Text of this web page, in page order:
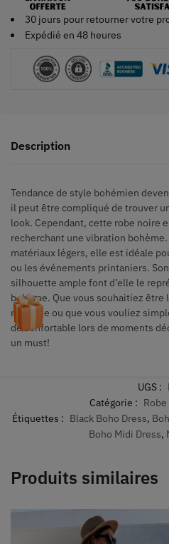
30 jours pour retourner votre
Expédié en 48 heures
Description
Tendance de style bohémien
il peut être compliqué de trouver
look. Cependant, cette robe noire
recherchant une vibration
matériaux légers, elle est idéale
ou les événements printaniers.
silhouette ample font d’elle le
bohème. Que vous souhaitiez être
musique ou que vous vouliez
de confortable lors de moments
un must!
UGS :
Catégorie :
Étiquettes : Black Boho Dress,
Boho Midi Dress,
Produits similaires